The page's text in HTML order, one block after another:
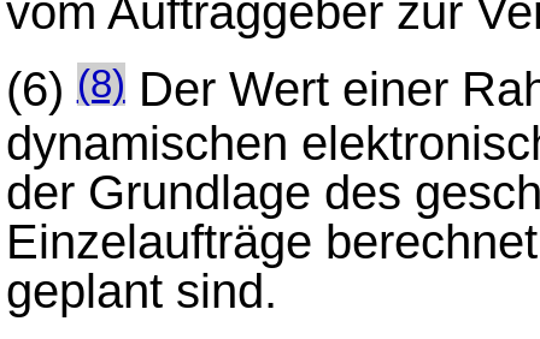
vom Auftraggeber zur
(6)(8) Der Wert einer
dynamischen
der Grundlage des
Einzelaufträge
geplant sind.